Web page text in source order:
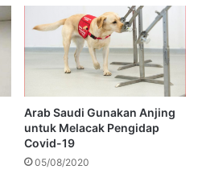
Arab Saudi Gunakan Anjing
untuk Melacak Pengidap
Covid-19
05/08/2020